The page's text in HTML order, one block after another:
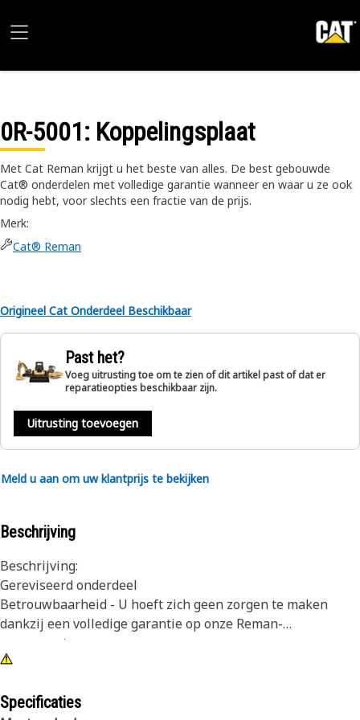
0R-5001: Koppelingsplaat
Met Cat Reman krijgt u het beste van alles. De best gebouwde
Cat® onderdelen met volledige garantie wanneer en waar u ze ook
nodig hebt, voor slechts een fractie van de prijs.
Merk:
Cat® Reman
Origineel Cat Onderdeel Beschikbaar
Past het?
Voeg uitrusting toe om te zien of dit artikel past of dat er
reparatieopties beschikbaar zijn.
Uitrusting toevoegen
Meld u aan om uw klantprijs te bekijken
Beschrijving
Beschrijving:
Gereviseerd onderdeel
Betrouwbaarheid - U hoeft zich geen zorgen te maken
dankzij een volledige garantie op onze Reman-
componenten
Beschikbaarheid - Onze Reman-componenten zijn
Lagere kosten - Profiteer van lagere kosten dankzij onze
Specificaties